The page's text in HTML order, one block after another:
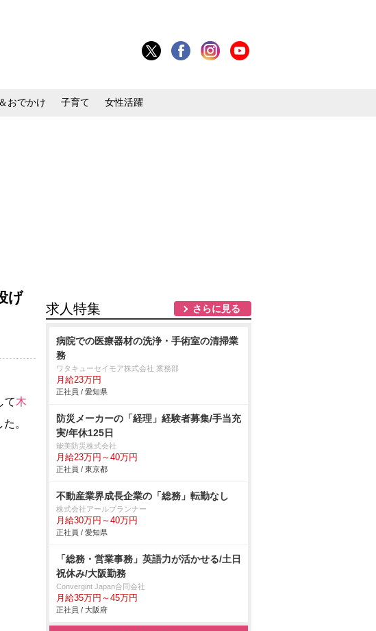
おでかけ 子育て 女性活躍
げ
て木
。
求人特集 さらに見る
病院での医療器材の洗浄・手術室の清掃業
務
ワタキューセイモア株式会社 業務部
月給23万円
正社員 / 愛知県
防災メーカーの「経理」経験者募集/手当充
実/年休125日
能美防災株式会社
月給23万円～40万円
正社員 / 東京都
不動産業界成長企業の「総務」転勤なし
株式会社アールプランナー
月給30万円～40万円
正社員 / 愛知県
「総務・営業事務」英語力が活かせる/土日
祝休み/大阪勤務
Convergint Japan合同会社
月給35万円～45万円
正社員 / 大阪府